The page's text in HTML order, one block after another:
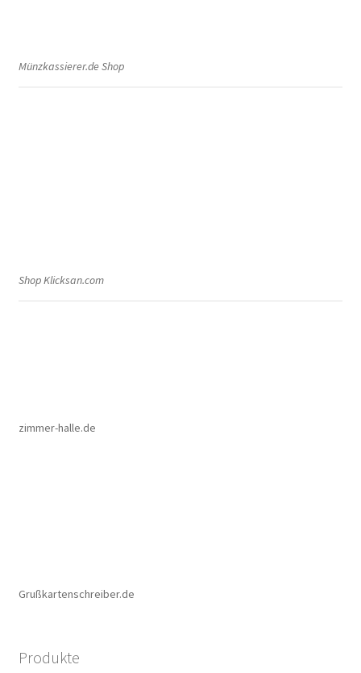
Münzkassierer.de Shop
Shop Klicksan.com
zimmer-halle.de
Grußkartenschreiber.de
Produkte